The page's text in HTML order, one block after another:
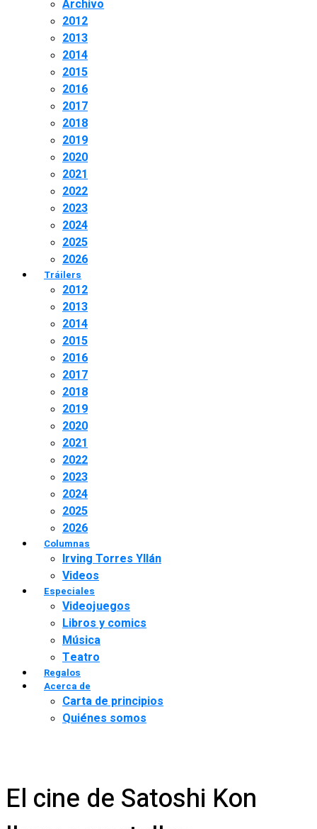
Archivo
2012
2013
2014
2015
2016
2017
2018
2019
2020
2021
2022
2023
2024
2025
2026
Tráilers
2012
2013
2014
2015
2016
2017
2018
2019
2020
2021
2022
2023
2024
2025
2026
Columnas
Irving Torres Yllán
Videos
Especiales
Videojuegos
Libros y comics
Música
Teatro
Regalos
Acerca de
Carta de principios
Quiénes somos
El cine de Satoshi Kon